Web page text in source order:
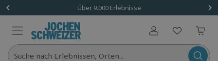
Über 9.000 Erlebnisse
Benutzerkonto
Suche nach Erlebnissen, Orten...